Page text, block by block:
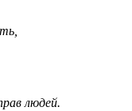
людей.